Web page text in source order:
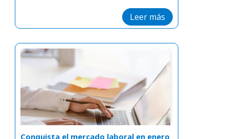
Leer más
Conquista el mercado laboral en enero